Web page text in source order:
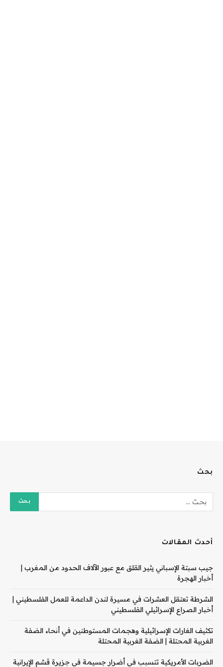
بحث
أحدث المقالات
جيب سبتة الإسباني يثير القلق مع عبور الآلاف الحدود من المغرب |
أخبار الهجرة
الشرطة تعتقل العشرات في مسيرة لندن الداعمة للعمل الفلسطيني |
أخبار الصراع الإسرائيلي الفلسطيني
تكثيف الغارات الإسرائيلية وهجمات المستوطنين في أنحاء الضفة
الغربية المحتلة | الضفة الغربية المحتلة
الضربات الأمريكية تتسبب في أضرار جسيمة في جزيرة قشم الإيرانية